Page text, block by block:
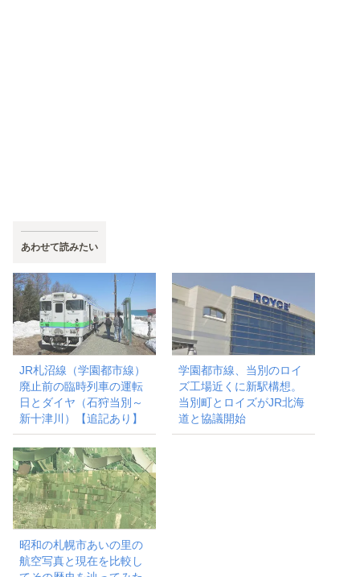
あわせて読みたい
JR札沼線（学園都市線）
廃止前の臨時列車の運転
日とダイヤ（石狩当別～
新十津川）【追記あり】
学園都市線、当別のロイ
ズ工場近くに新駅構想。
当別町とロイズがJR北海
道と協議開始
昭和の札幌市あいの里の
航空写真と現在を比較し